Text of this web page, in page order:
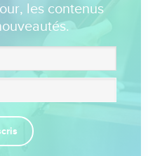
les contenus